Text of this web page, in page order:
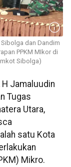
dan Dandim
PPKM MIkor di
Sibolga)
H Jamaluudin
Tugas
Utara,
satu Kota
Mikro.